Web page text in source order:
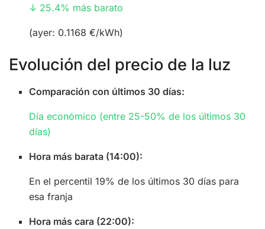
↓ 25.4% más barato
(ayer: 0.1168 €/kWh)
Evolución del precio de la luz
Comparación con últimos 30 días:
Día económico (entre 25-50% de los últimos 30
días)
Hora más barata (14:00):
En el percentil 19% de los últimos 30 días para
esa franja
Hora más cara (22:00):